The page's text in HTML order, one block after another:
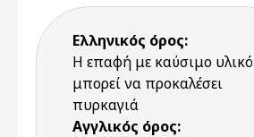
Ελληνικός όρος:
Η επαφή με καύσιμο υλικό
μπορεί να προκαλέσει
πυρκαγιά
Αγγλικός όρος: